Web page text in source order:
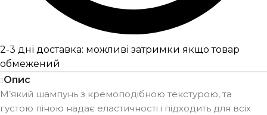
2-3 дні доставка: можливі затримки якщо товар
обмежений
Опис
М’який шампунь з кремоподібною текстурою, та
густою піною надає еластичності і підходить для всіх